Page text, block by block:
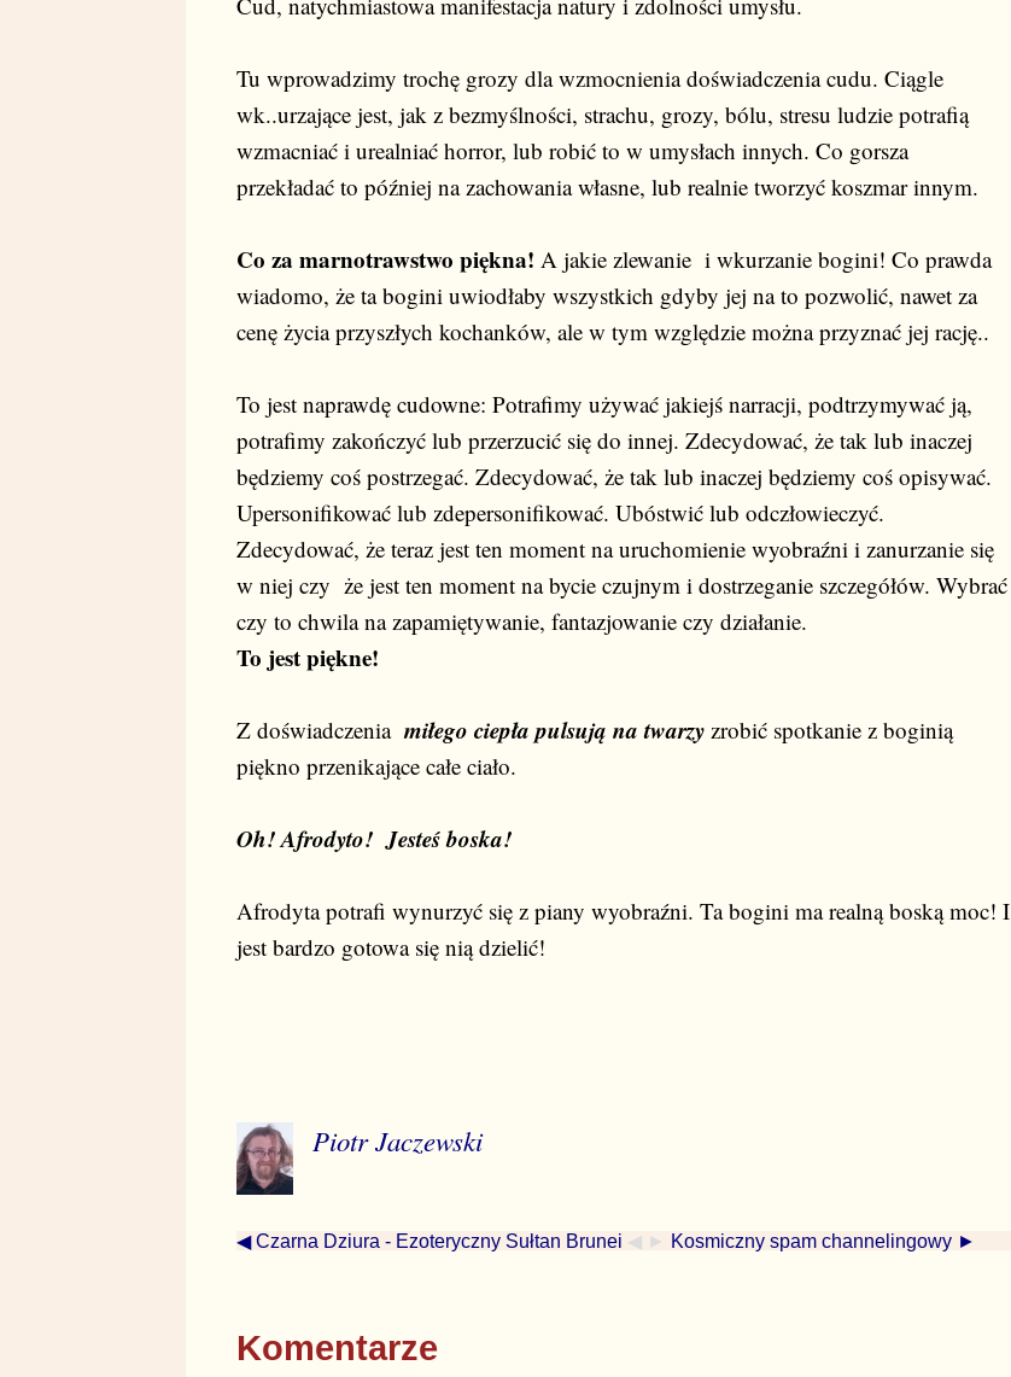
Tu wprowadzimy trochę grozy dla wzmocnienia doświadczenia cudu. Ciągle
wk..urzające jest, jak z bezmyślności, strachu, grozy, bólu, stresu ludzie potrafią
wzmacniać i urealniać horror, lub robić to w umysłach innych. Co gorsza
przekładać to później na zachowania własne, lub realnie tworzyć koszmar innym.
Co za marnotrawstwo piękna! A jakie zlewanie i wkurzanie bogini! Co prawda
wiadomo, że ta bogini uwiodłaby wszystkich gdyby jej na to pozwolić, nawet za
cenę życia przyszłych kochanków, ale w tym względzie można przyznać jej rację..
To jest naprawdę cudowne: Potrafimy używać jakiejś narracji, podtrzymywać ją,
potrafimy zakończyć lub przerzucić się do innej. Zdecydować, że tak lub inaczej
będziemy coś postrzegać. Zdecydować, że tak lub inaczej będziemy coś opisywać.
Upersonifikować lub zdepersonifikować. Ubóstwić lub odczłowieczyć.
Zdecydować, że teraz jest ten moment na uruchomienie wyobraźni i zanurzanie się
w niej czy że jest ten moment na bycie czujnym i dostrzeganie szczegółów. Wybrać
czy to chwila na zapamiętywanie, fantazjowanie czy działanie.
To jest piękne!
Z doświadczenia miłego ciepła pulsują na twarzy zrobić spotkanie z boginią
piękno przenikające całe ciało.
Oh! Afrodyto! Jesteś boska!
Afrodyta potrafi wynurzyć się z piany wyobraźni. Ta bogini ma realną boską moc! I
jest bardzo gotowa się nią dzielić!
Piotr Jaczewski
◀ Czarna Dziura - Ezoteryczny Sułtan Brunei ◀ ► Kosmiczny spam channelingowy ►
Komentarze